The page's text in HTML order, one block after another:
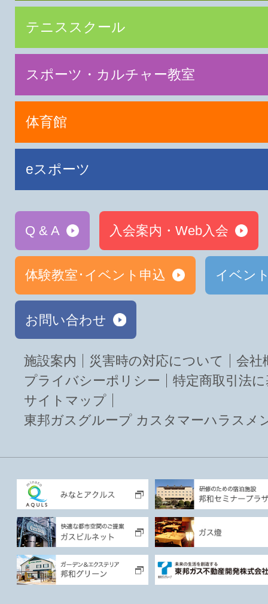
テニススクール
スポーツ・カルチャー教室
体育館
eスポーツ
Q & A 入会案内・Web入会
体験教室･イベント申込 イベン
お問い合わせ
施設案内 災害時の対応について
会社
プライバシーポリシー
特定商取引法
サイトマップ
東邦ガスグループ カスタマーハラスメ